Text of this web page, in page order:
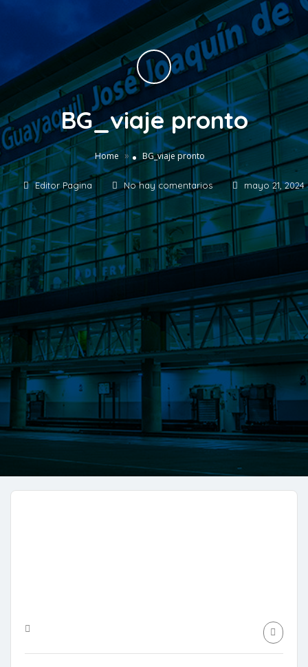
BG_viaje pronto
Home » BG_viaje pronto
Editor Pagina No hay comentarios mayo 21, 2024